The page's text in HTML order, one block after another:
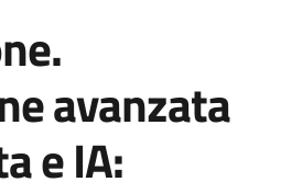
avanzata
e IA: